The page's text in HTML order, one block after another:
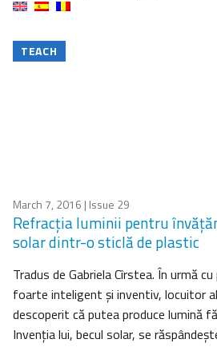
TEACH
March 7, 2016 | Issue 29
Refracţia luminii pentru
solar dintr-o sticlă de plastic
Tradus de Gabriela Cîrstea. În urmă
foarte inteligent şi inventiv, locuitor
descoperit că putea produce lumină
Invenţia lui, becul solar, se